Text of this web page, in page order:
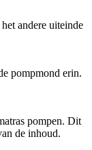
andere uiteinde
pompmond erin.
pompen. Dit
de inhoud.